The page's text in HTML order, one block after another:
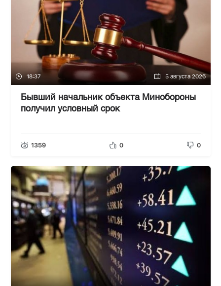
18:37 5 августа 2026
Бывший начальник объекта Минобороны
получил условный срок
1359 0 0